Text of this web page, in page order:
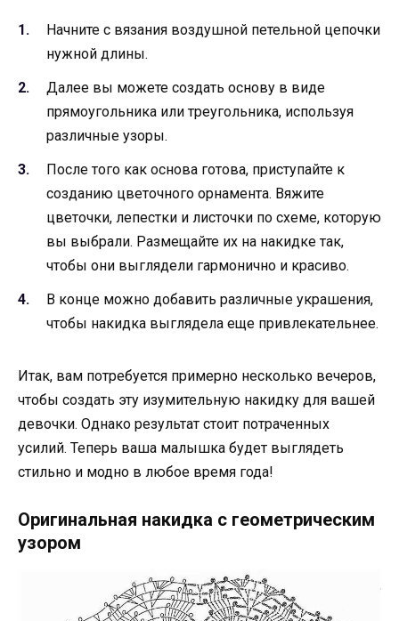
Начните с вязания воздушной петельной цепочки
нужной длины.
Далее вы можете создать основу в виде
прямоугольника или треугольника, используя
различные узоры.
После того как основа готова, приступайте к
созданию цветочного орнамента. Вяжите
цветочки, лепестки и листочки по схеме, которую
вы выбрали. Размещайте их на накидке так,
чтобы они выглядели гармонично и красиво.
В конце можно добавить различные украшения,
чтобы накидка выглядела еще привлекательнее.
Итак, вам потребуется примерно несколько вечеров,
чтобы создать эту изумительную накидку для вашей
девочки. Однако результат стоит потраченных
усилий. Теперь ваша малышка будет выглядеть
стильно и модно в любое время года!
Оригинальная накидка с геометрическим
узором